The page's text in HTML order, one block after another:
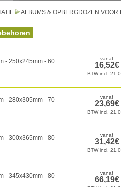
ALBUMS & OPBERGDOZEN VOOR
- 250x245mm - 60
- 280x305mm - 70
- 300x365mm - 80
- 345x430mm - 80